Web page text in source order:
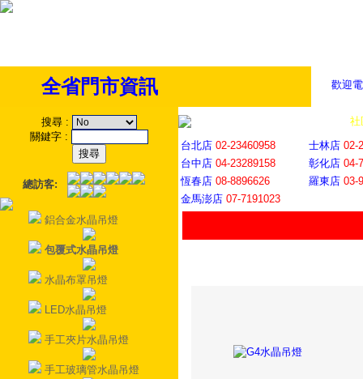
歡迎
全省門市資訊
搜尋 :
關鍵字 :
總訪客:
鋁合金水晶吊燈
包覆式水晶吊燈
水晶布罩吊燈
LED水晶吊燈
手工夾片水晶吊燈
手工玻璃管水晶吊燈
社
台北店 02-23460958 士林店 02-
台中店 04-23289158 彰化店 04-
恆春店 08-8896626 羅東店 03-
金馬澎店 07-7191023